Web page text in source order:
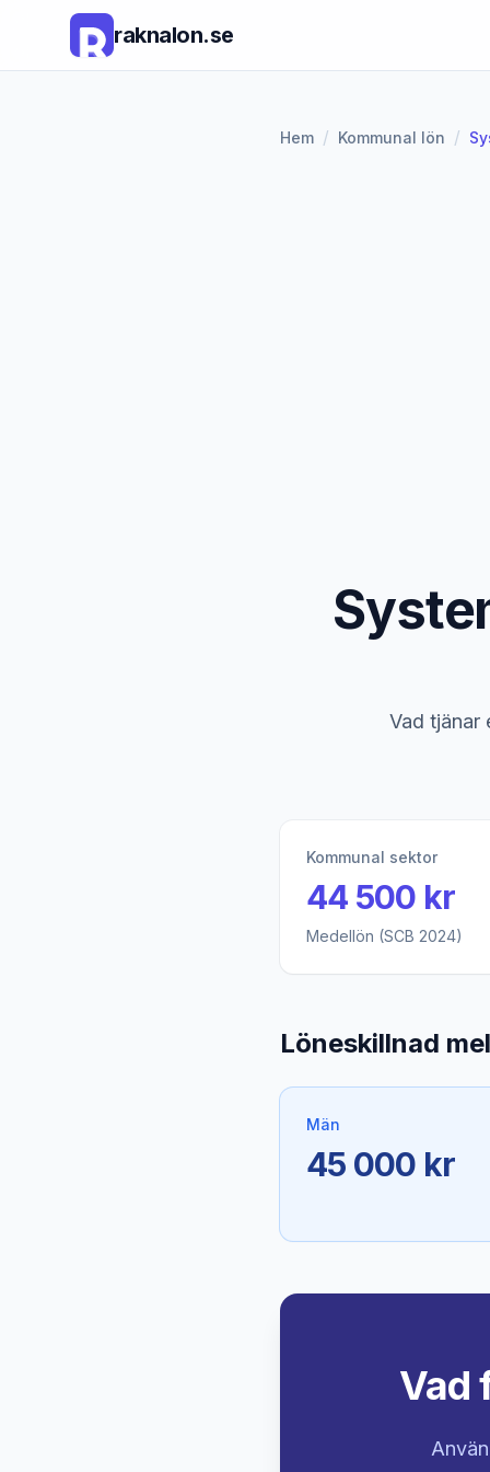
raknalon.se
Hem / Kommunal lön /
Vad tjänar
Kommunal sektor
44 500 kr
Medellön (SCB 2024)
Löneskillnad
Män
45 000 kr
Vad